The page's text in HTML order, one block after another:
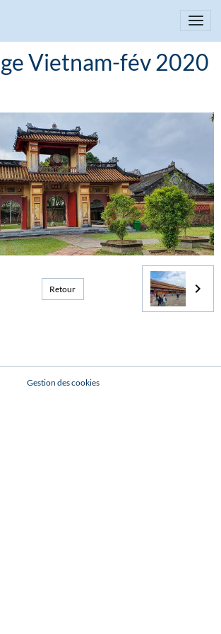
Vietnam-fév 2020
Retour
Gestion des cookies